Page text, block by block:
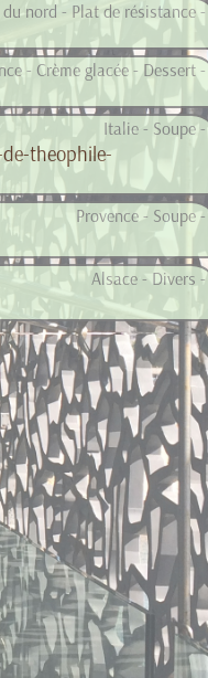
nord - Plat de résistance -
- Crème glacée - Dessert -
Italie - Soupe -
theophile-
Provence - Soupe -
Alsace - Divers -